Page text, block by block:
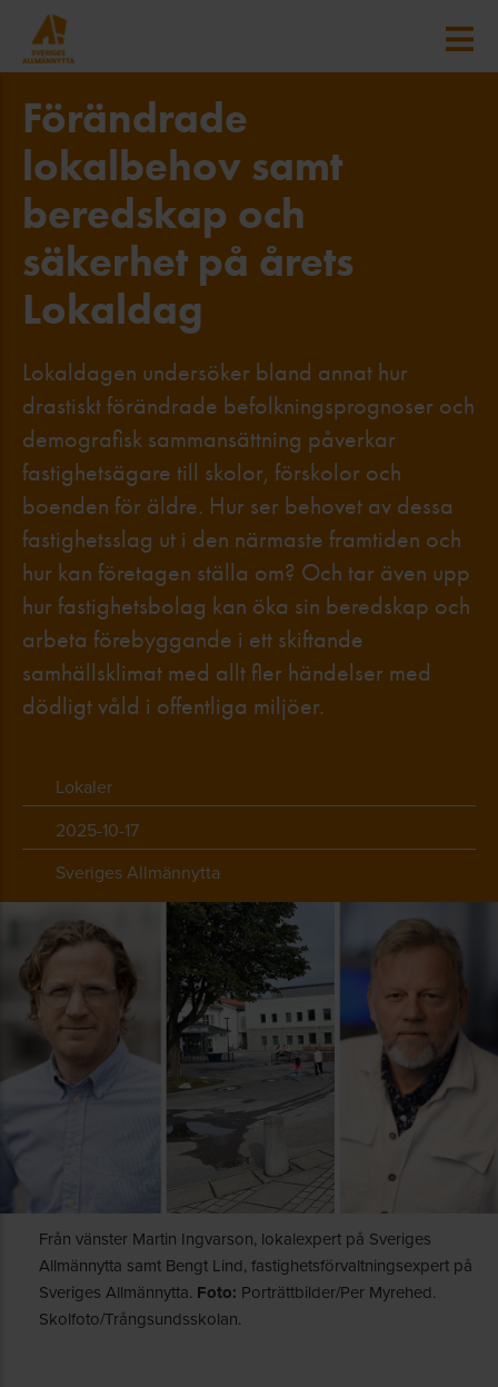
Förändrade
lokalbehov samt
beredskap och
säkerhet på årets
Lokaldag
Lokaldagen undersöker bland annat hur
drastiskt förändrade befolkningsprognoser och
demografisk sammansättning påverkar
fastighetsägare till skolor, förskolor och
boenden för äldre. Hur ser behovet av dessa
fastighetsslag ut i den närmaste framtiden och
hur kan företagen ställa om? Och tar även upp
hur fastighetsbolag kan öka sin beredskap och
arbeta förebyggande i ett skiftande
samhällsklimat med allt fler händelser med
dödligt våld i offentliga miljöer.
Lokaler
2025-10-17
Sveriges Allmännytta
Från vänster Martin Ingvarson, lokalexpert på Sveriges
Allmännytta samt Bengt Lind, fastighetsförvaltningsexpert på
Sveriges Allmännytta. Foto: Porträttbilder/Per Myrehed.
Skolfoto/Trångsundsskolan.